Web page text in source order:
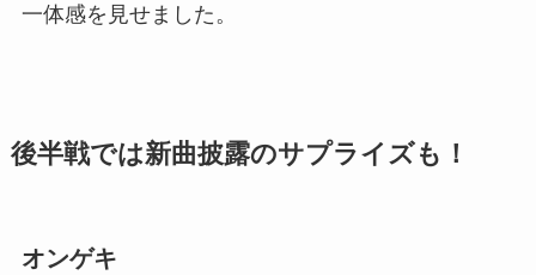
一体感を見せました。
後半戦では新曲披露のサプライズも！
オンゲキ